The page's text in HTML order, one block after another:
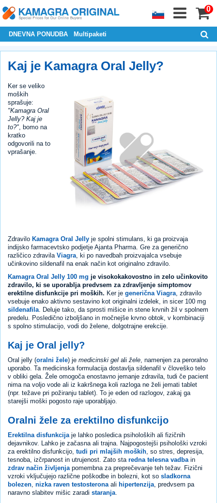
0
DNEVNA PONUDBA Multipaketi
Kaj je Kamagra Oral Jelly?
Ker se veliko
moških
sprašuje:
"Kamagra Oral
Jelly? Kaj je
to?" , bomo na
kratko
odgovorili na to
vprašanje.
Zdravilo Kamagra Oral Jelly je spolni stimulans, ki ga proizvaja
indijsko farmacevtsko podjetje Ajanta Pharma. Gre za generično
različico zdravila Viagra , ki po navedbah proizvajalca vsebuje
učinkovino sildenafil na enak način kot originalno zdravilo.
Kamagra Oral Jelly 100 mg je visokokakovostno in zelo učinkovito
zdravilo, ki se uporablja predvsem za zdravljenje simptomov
erektilne disfunkcije pri moških. Ker je generična Viagra , zdravilo
vsebuje enako aktivno sestavino kot originalni izdelek, in sicer 100 mg
sildenafila . Deluje tako, da sprosti mišice in stene krvnih žil v spolnem
predelu. Posledično izboljšano in močnejše krvno obtok, v kombinaciji
s spolno stimulacijo, vodi do želene, dolgotrajne erekcije.
Kaj je Oral jelly?
Oral jelly (oralni žele) je medicinski gel ali žele , namenjen za peroralno
uporabo. Ta medicinska formulacija dostavlja sildenafil v človeško telo
v obliki gela. Žele omogoča enostavno jemanje zdravila, tudi če pacient
nima na voljo vode ali iz kakršnega koli razloga ne želi jemati tablet
(npr. težave pri požiranju tablet). To je eden od razlogov, zakaj ga
starejši moški pogosto raje uporabljajo.
Oralni žele za erektilno disfunkcijo
Erektilna disfunkcija je lahko posledica psiholoških ali fizičnih
dejavnikov. Lahko je začasna ali trajna. Najpogostejši psihološki vzroki
za erektilno disfunkcijo, tudi pri mlajših moških , so stres, depresija,
tesnoba, izčrpanost in utrujenost. Zato sta redna telesna vadba in
zdrav način življenja pomembna za preprečevanje teh težav. Fizični
vzroki vključujejo različne poškodbe in bolezni, kot so sladkorna
bolezen nizka raven testosterona ali hipertenzija , predvsem pa
naravno slabitev mišic zaradi staranja